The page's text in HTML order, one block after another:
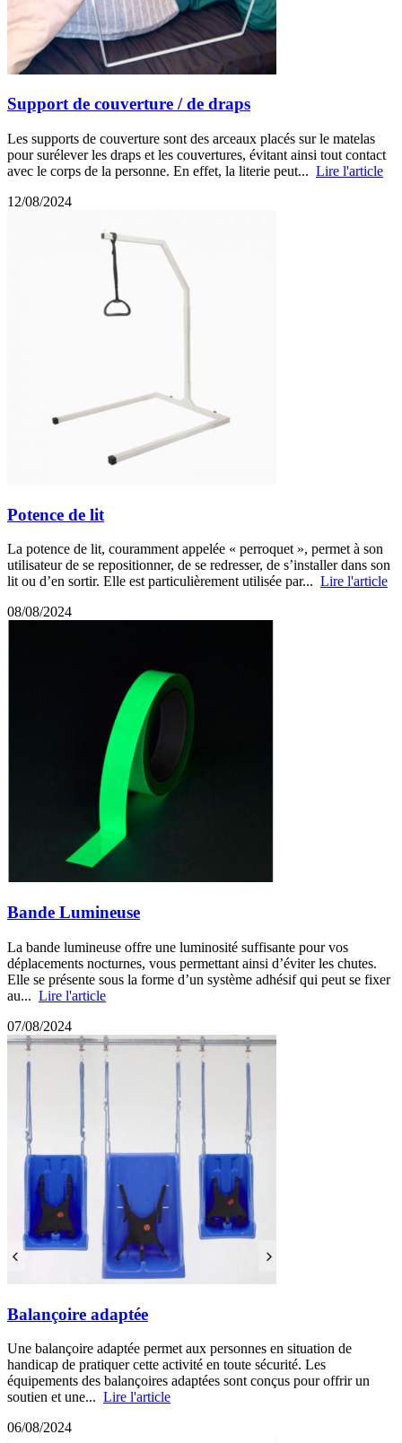
Support de couverture / de draps
Les supports de couverture sont des arceaux placés sur le matelas
pour surélever les draps et les couvertures, évitant ainsi tout contact
avec le corps de la personne. En effet, la literie peut... Lire l'article
12/08/2024
Potence de lit
La potence de lit, couramment appelée « perroquet », permet à son
utilisateur de se repositionner, de se redresser, de s’installer dans son
lit ou d’en sortir. Elle est particulièrement utilisée par... Lire l'article
08/08/2024
Bande Lumineuse
La bande lumineuse offre une luminosité suffisante pour vos
déplacements nocturnes, vous permettant ainsi d’éviter les chutes.
Elle se présente sous la forme d’un système adhésif qui peut se fixer
au... Lire l'article
07/08/2024
Balançoire adaptée
Une balançoire adaptée permet aux personnes en situation de
handicap de pratiquer cette activité en toute sécurité. Les
équipements des balançoires adaptées sont conçus pour offrir un
soutien et une... Lire l'article
06/08/2024